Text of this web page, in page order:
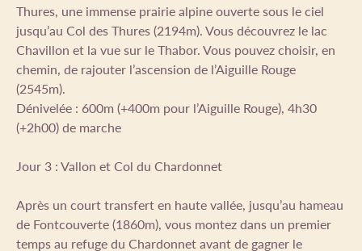
Thures, une immense prairie alpine ouverte sous le ciel
jusqu’au Col des Thures (2194m). Vous découvrez le lac
Chavillon et la vue sur le Thabor. Vous pouvez choisir, en
chemin, de rajouter l’ascension de l’Aiguille Rouge
(2545m).
Dénivelée : 600m (+400m pour l’Aiguille Rouge), 4h30
(+2h00) de marche
Jour 3 : Vallon et Col du Chardonnet
Après un court transfert en haute vallée, jusqu’au hameau
de Fontcouverte (1860m), vous montez dans un premier
temps au refuge du Chardonnet avant de gagner le